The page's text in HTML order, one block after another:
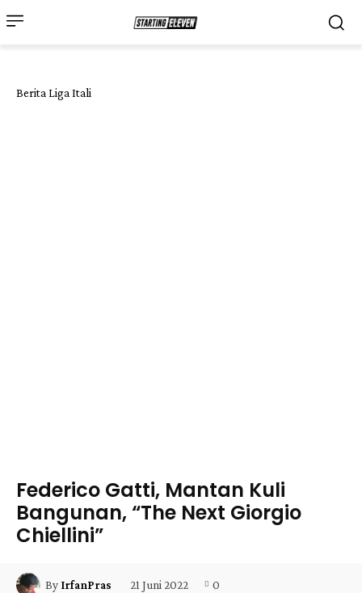
Berita Liga Itali
Federico Gatti, Mantan Kuli
Bangunan, “The Next Giorgio
Chiellini”
By IrfanPras 21 Juni 2022 0